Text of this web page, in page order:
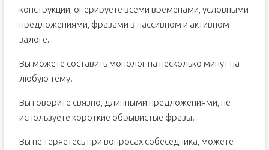
конструкции, оперируете всеми временами, условными
предложениями, фразами в пассивном и активном
залоге.
Вы можете составить монолог на несколько минут на
любую тему.
Вы говорите связно, длинными предложениями, не
используете короткие обрывистые фразы.
Вы не теряетесь при вопросах собеседника, можете